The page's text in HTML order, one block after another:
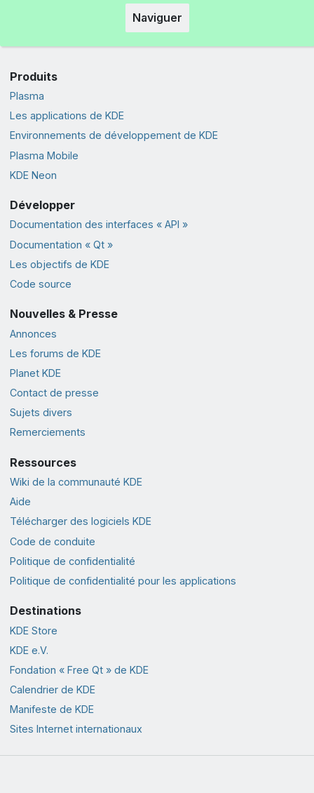
Naviguer
Produits
Plasma
Les applications de KDE
Environnements de développement de KDE
Plasma Mobile
KDE Neon
Développer
Documentation des interfaces « API »
Documentation « Qt »
Les objectifs de KDE
Code source
Nouvelles & Presse
Annonces
Les forums de KDE
Planet KDE
Contact de presse
Sujets divers
Remerciements
Ressources
Wiki de la communauté KDE
Aide
Télécharger des logiciels KDE
Code de conduite
Politique de confidentialité
Politique de confidentialité pour les applications
Destinations
KDE Store
KDE e.V.
Fondation « Free Qt » de KDE
Calendrier de KDE
Manifeste de KDE
Sites Internet internationaux